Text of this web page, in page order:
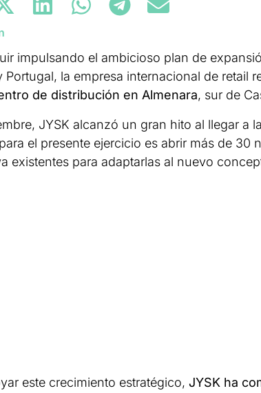
impulsando el ambicioso plan de
Portugal, la empresa internacional de retail
de distribución en Almenara, sur de
JYSK alcanzó un gran hito al llegar a
el presente ejercicio es abrir más de 30
existentes para adaptarlas al nuevo
este crecimiento estratégico, JYSK ha